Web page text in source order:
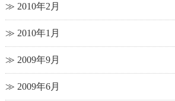
2010年2月
2010年1月
2009年9月
2009年6月